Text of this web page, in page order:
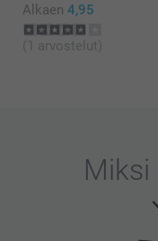
Alkaen 4,95
(1 arvostelut)
Miksi